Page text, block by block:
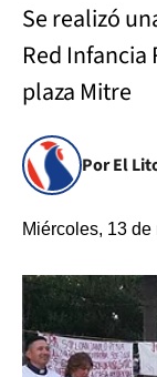
Se realizó
Red
plaza Mitre
Por El
Miércoles, 13